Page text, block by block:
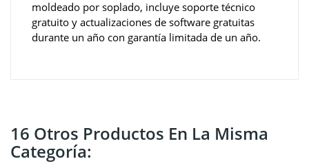
moldeado por soplado, incluye soporte técnico
gratuito y actualizaciones de software gratuitas
durante un año con garantía limitada de un año.
16 Otros Productos En La Misma
Categoría: